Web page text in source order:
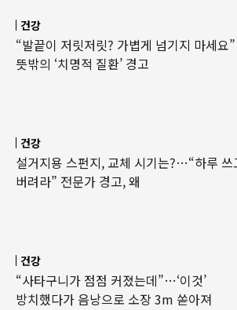
건강
“발끝이 저릿저릿? 가볍게 넘기지 마세요
뜻밖의 ‘치명적 질환’ 경고
건강
설거지용 스펀지, 교체 시기는?…“하루 쓰
버려라” 전문가 경고, 왜
건강
“사타구니가 점점 커졌는데”…‘이것’
방치했다가 음낭으로 소장 3m 쏟아져